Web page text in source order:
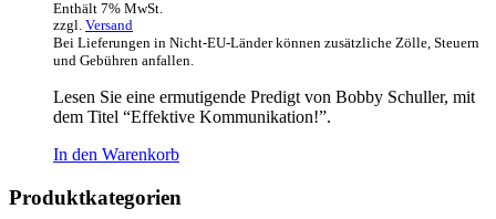
Enthält 7% MwSt.
zzgl. Versand
Bei Lieferungen in Nicht-EU-Länder können zusätzliche Zölle, Steuern
und Gebühren anfallen.
Lesen Sie eine ermutigende Predigt von Bobby Schuller, mit
dem Titel “Effektive Kommunikation!”.
In den Warenkorb
Produktkategorien